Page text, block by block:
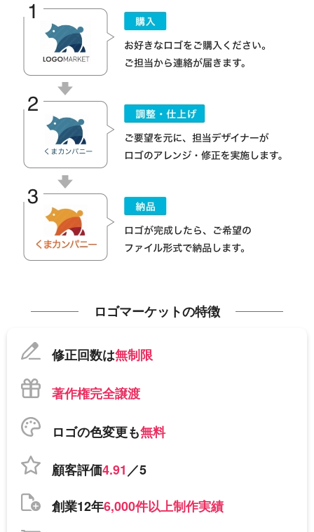
ロゴマーケットの特徴
修正回数は無制限
著作権完全譲渡
ロゴの色変更も無料
顧客評価4.91／5
創業12年6,000件以上制作実績